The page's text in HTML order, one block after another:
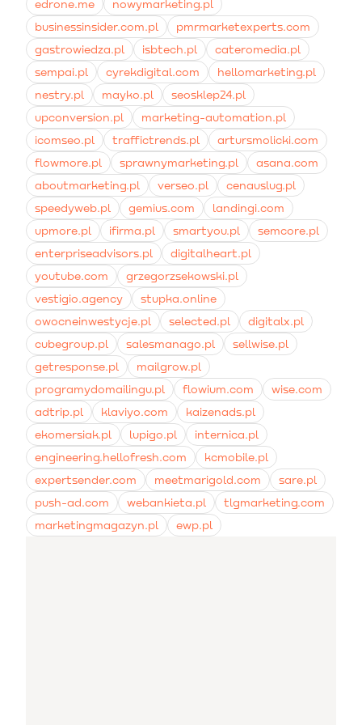
zwrotu z inwestycji.
edrone.me
nowymarketing.pl
businessinsider.com.pl
pmrmarketexperts.com
gastrowiedza.pl
isbtech.pl
cateromedia.pl
sempai.pl
cyrekdigital.com
hellomarketing.pl
nestry.pl
mayko.pl
seosklep24.pl
upconversion.pl
marketing-automation.pl
icomseo.pl
traffictrends.pl
artursmolicki.com
flowmore.pl
sprawnymarketing.pl
asana.com
aboutmarketing.pl
verseo.pl
cenauslug.pl
speedyweb.pl
gemius.com
landingi.com
upmore.pl
ifirma.pl smartyou.pl
semcore.pl
enterpriseadvisors.pl
digitalheart.pl
youtube.com
grzegorzsekowski.pl
vestigio.agency
stupka.online
owocneinwestycje.pl
selected.pl
digitalx.pl
cubegroup.pl
salesmanago.pl
sellwise.pl
getresponse.pl
mailgrow.pl
programydomailingu.pl
flowium.com
wise.com
adtrip.pl
klaviyo.com
kaizenads.pl
ekomersiak.pl
lupigo.pl
internica.pl
engineering.hellofresh.com
kcmobile.pl
expertsender.com
meetmarigold.com
sare.pl
push-ad.com
webankieta.pl
tlgmarketing.com
marketingmagazyn.pl
ewp.pl